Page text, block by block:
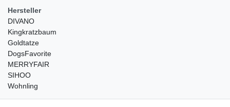
Hersteller
DIVANO
Kingkratzbaum
Goldtatze
DogsFavorite
MERRYFAIR
SIHOO
Wohnling